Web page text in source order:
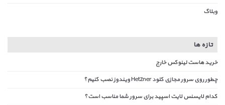
وبلاگ
تازه ها
خرید هاست لینوکس خارج
چطور روی سرور مجازی کلود Hetzner ویندوز نصب کنیم؟
کدام لایسنس لایت اسپید برای سرور شما مناسب است؟